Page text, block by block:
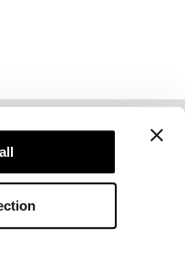
nyhetsbrev! Få exklusiva
nyheter och mycket